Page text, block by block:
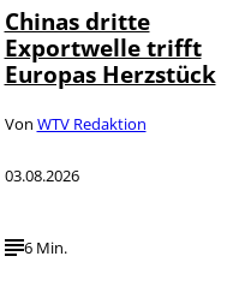
Chinas dritte
Exportwelle trifft
Europas Herzstück
Von WTV Redaktion
03.08.2026
6 Min.